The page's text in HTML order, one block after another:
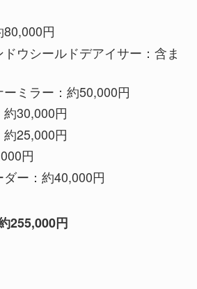
円
ウシールドデアイサー：含ま
ミラー：約50,000円
30,000円
約25,000円
円
ダー：約40,000円
255,000円